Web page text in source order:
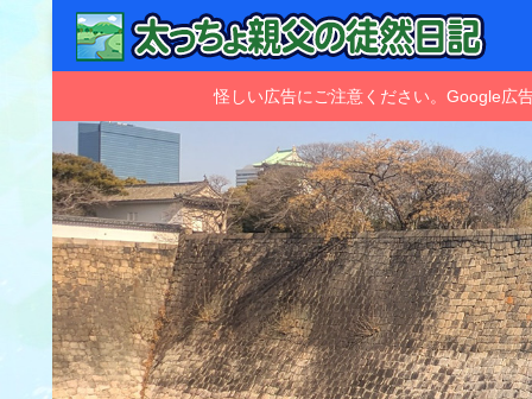
怪しい広告にご注意ください。Google広